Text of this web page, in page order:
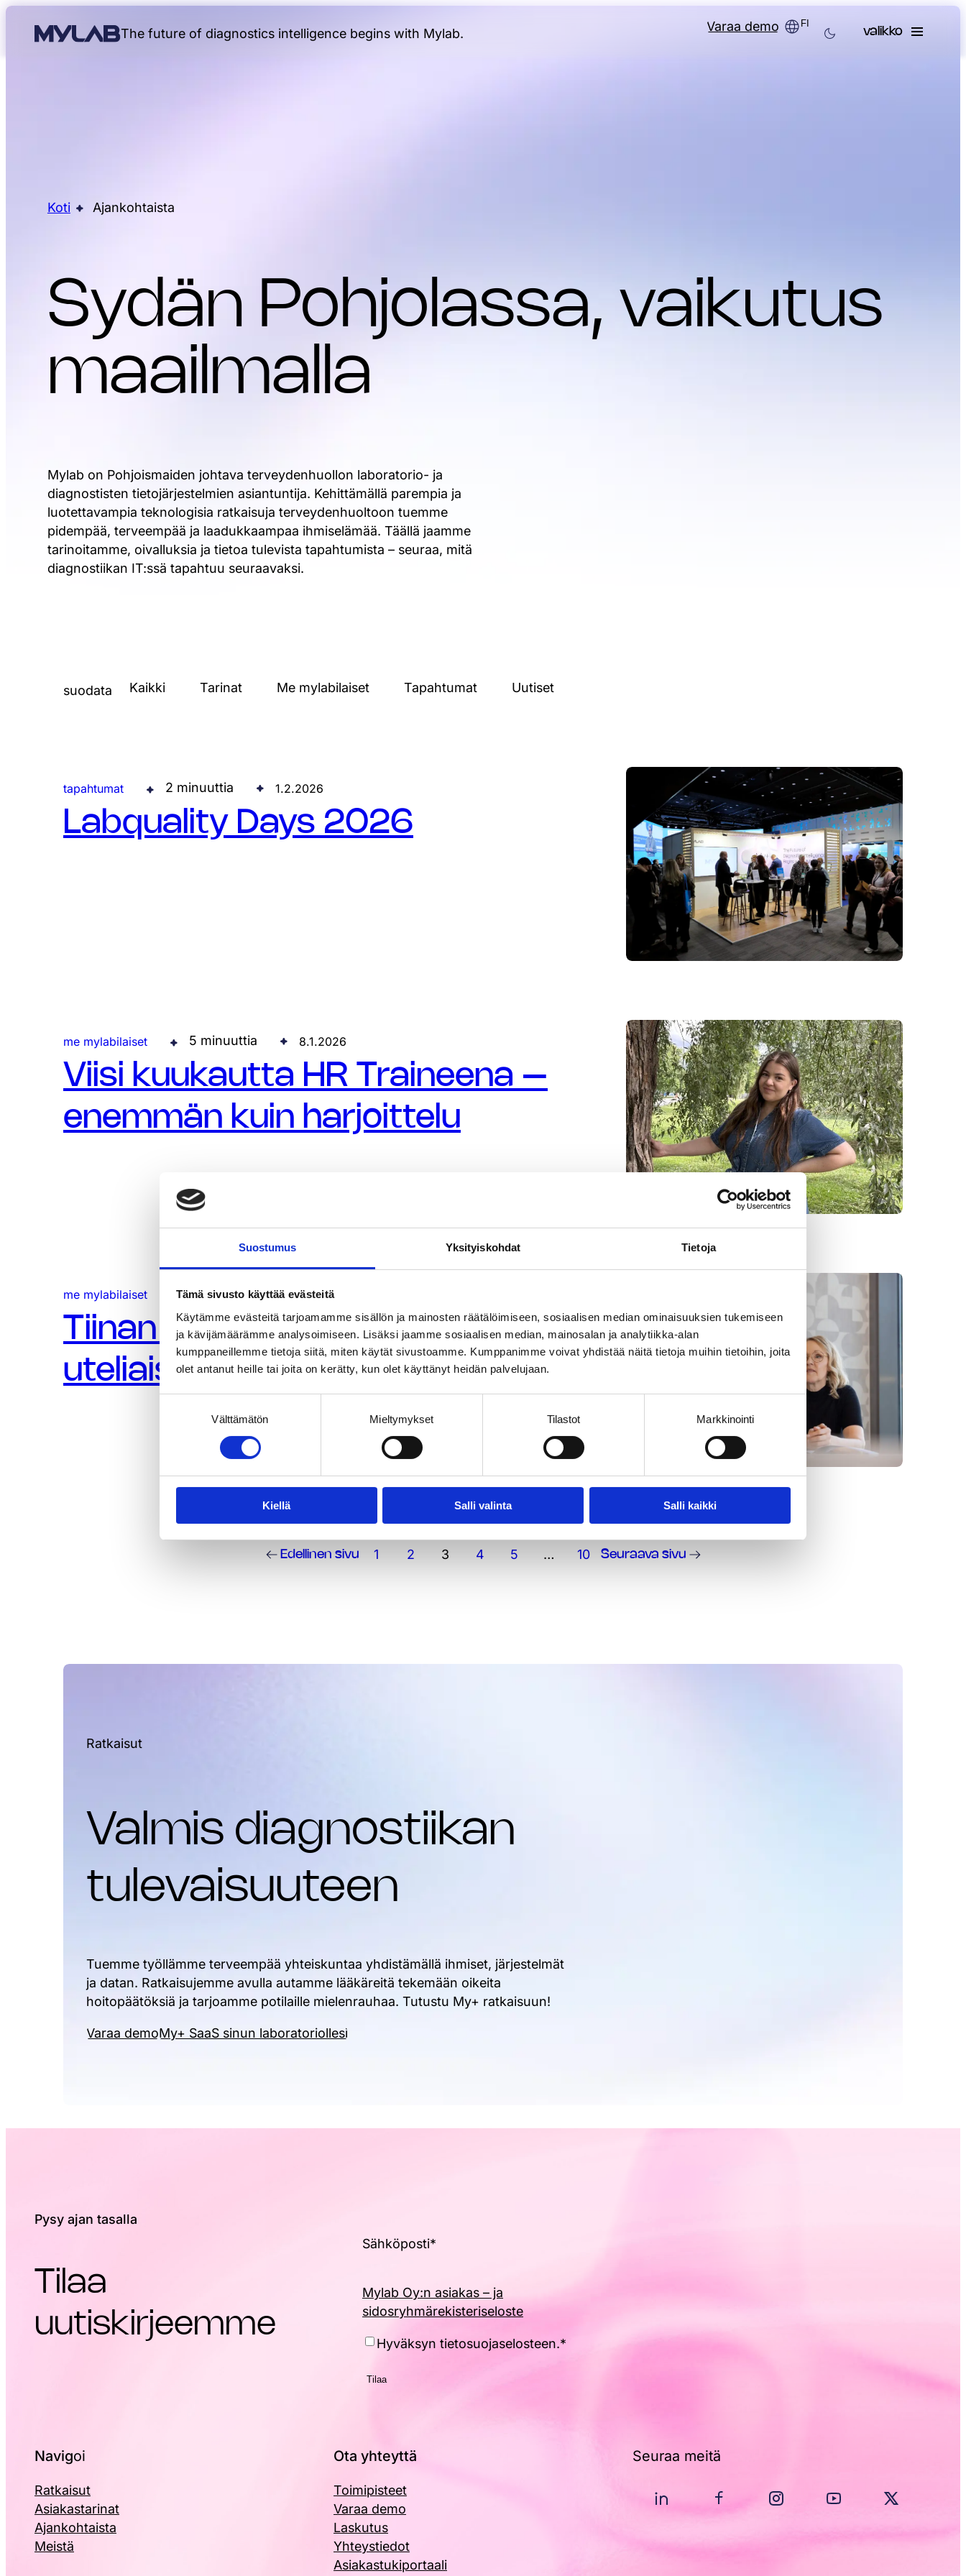
Suostumus Yksityiskohdat Tietoja
Tämä sivusto käyttää evästeitä
Käytämme evästeitä tarjoamamme sisällön ja mainosten räätälöimiseen, sosiaalisen median ominaisuuksien tukemiseen
ja kävijämäärämme analysoimiseen. Lisäksi jaamme sosiaalisen median, mainosalan ja analytiikka-alan
kumppaneillemme tietoja siitä, miten käytät sivustoamme. Kumppanimme voivat yhdistää näitä tietoja muihin tietoihin, joita
olet antanut heille tai joita on kerätty, kun olet käyttänyt heidän palvelujaan.
Välttämätön Mieltymykset Tilastot Markkinointi
Kiellä Salli valinta Salli kaikki
The future of diagnostics intelligence begins with Mylab. Varaa demo FI
valikko
Koti Ajankohtaista
Sydän Pohjolassa, vaikutus
maailmalla
Mylab on Pohjoismaiden johtava terveydenhuollon laboratorio- ja
diagnostisten tietojärjestelmien asiantuntija. Kehittämällä parempia ja
luotettavampia teknologisia ratkaisuja terveydenhuoltoon tuemme
pidempää, terveempää ja laadukkaampaa ihmiselämää. Täällä jaamme
tarinoitamme, oivalluksia ja tietoa tulevista tapahtumista – seuraa, mitä
diagnostiikan IT:ssä tapahtuu seuraavaksi.
suodata Kaikki Tarinat Me mylabilaiset Tapahtumat Uutiset
tapahtumat 2 minuuttia 1.2.2026
Labquality Days 2026
me mylabilaiset 5 minuuttia 8.1.2026
Viisi kuukautta HR Traineena –
enemmän kuin harjoittelu
me mylabilaiset 4 minuuttia 8.1.2026
Tiinan kasvutarina: 26 vuotta
uteliaisuutta ja muutosta Mylabilla
Edellinen sivu 1 2 3 4 5 … 10 Seuraava sivu
Ratkaisut
Valmis diagnostiikan
tulevaisuuteen
Tuemme työllämme terveempää yhteiskuntaa yhdistämällä ihmiset, järjestelmät
ja datan. Ratkaisujemme avulla autamme lääkäreitä tekemään oikeita
hoitopäätöksiä ja tarjoamme potilaille mielenrauhaa. Tutustu My+ ratkaisuun!
Varaa demoMy+ SaaS sinun laboratoriollesi
Pysy ajan tasalla
Tilaa
uutiskirjeemme
Sähköposti*
Mylab Oy:n asiakas – ja
sidosryhmärekisteriseloste
Hyväksyntä*
Hyväksyn tietosuojaselosteen.*
Navigoi
Ratkaisut
Asiakastarinat
Ajankohtaista
Meistä
Ota yhteyttä
Toimipisteet
Varaa demo
Laskutus
Yhteystiedot
Asiakastukiportaali
Seuraa meitä